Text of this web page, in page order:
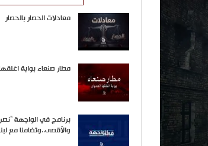
معادلات الحصار بالحصار
مطار صنعاء بوابة
برنامج في الواجهة
والأقصى..وتضامنا مع